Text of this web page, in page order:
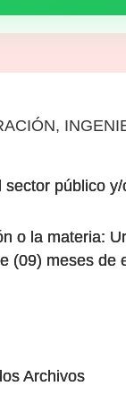
público
o la materia:
(09) meses de
Archivos